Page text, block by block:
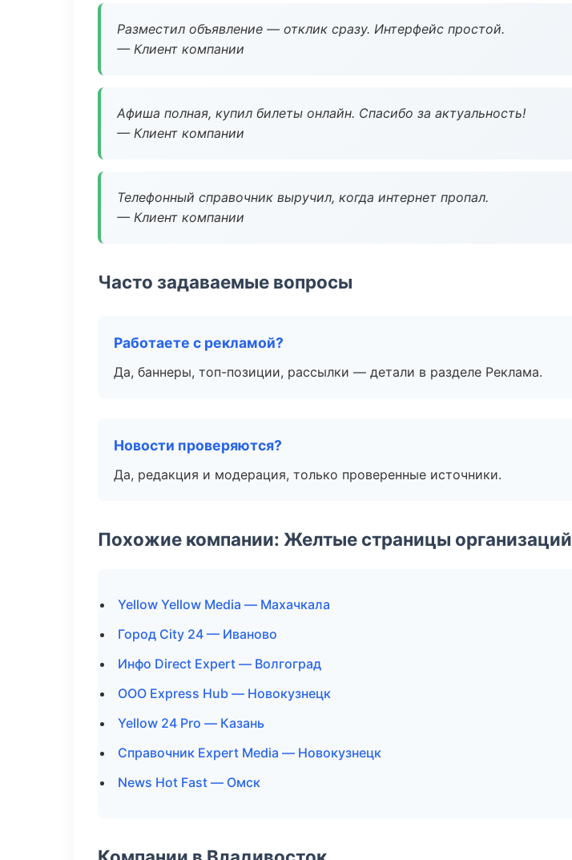
Разместил объявление — отклик сразу. Интерфейс простой.
— Клиент компании
Афиша полная, купил билеты онлайн. Спасибо за актуальность!
— Клиент компании
Телефонный справочник выручил, когда интернет пропал.
— Клиент компании
Часто задаваемые вопросы
Работаете с рекламой?
Да, баннеры, топ-позиции, рассылки — детали в разделе Реклама.
Новости проверяются?
Да, редакция и модерация, только проверенные источники.
Похожие компании: Желтые страницы организаций
Yellow Yellow Media — Махачкала
Город City 24 — Иваново
Инфо Direct Expert — Волгоград
ООО Express Hub — Новокузнецк
Yellow 24 Pro — Казань
Справочник Expert Media — Новокузнецк
News Hot Fast — Омск